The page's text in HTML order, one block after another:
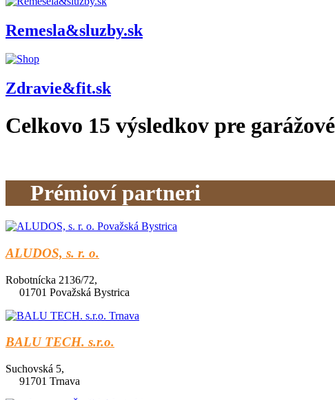
Remesla&sluzby.sk
Zdravie&fit.sk
Celkovo 15 výsledkov pre
Prémioví partneri
ALUDOS, s. r. o.
Robotnícka 2136/72,
01701 Považská Bystrica
BALU TECH. s.r.o.
Suchovská 5,
91701 Trnava